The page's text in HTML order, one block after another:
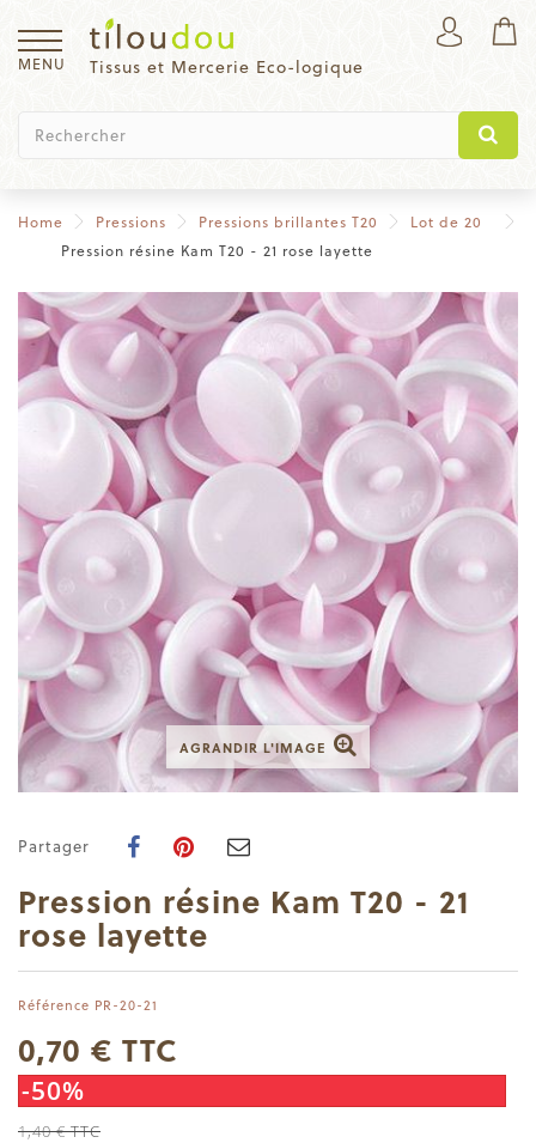
Tissus et Mercerie Eco-logique
MENU
Home Pressions Pressions brillantes T20
Lot de 20
Pression résine Kam T20 - 21 rose layette
AGRANDIR L'IMAGE
Partager
Pression résine Kam T20 - 21
rose layette
Référence PR-20-21
0,70 € TTC
-50%
1,40 €TTC